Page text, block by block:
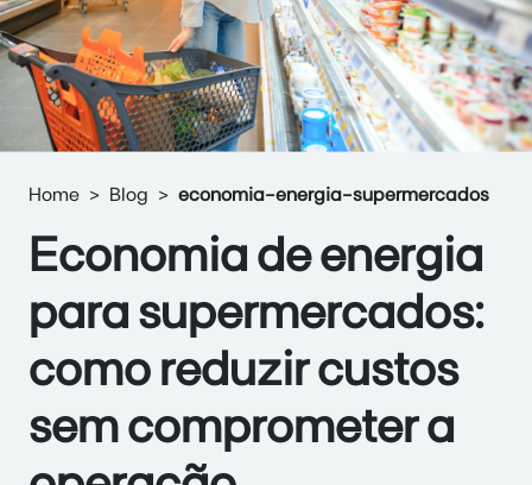
Home Blog economia-energia-supermercados
Economia de energia
para supermercados:
como reduzir custos
sem comprometer a